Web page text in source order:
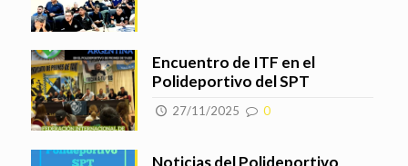
Encuentro de ITF en el
Polideportivo del SPT
27/11/2025 0
Noticias del Polideportivo